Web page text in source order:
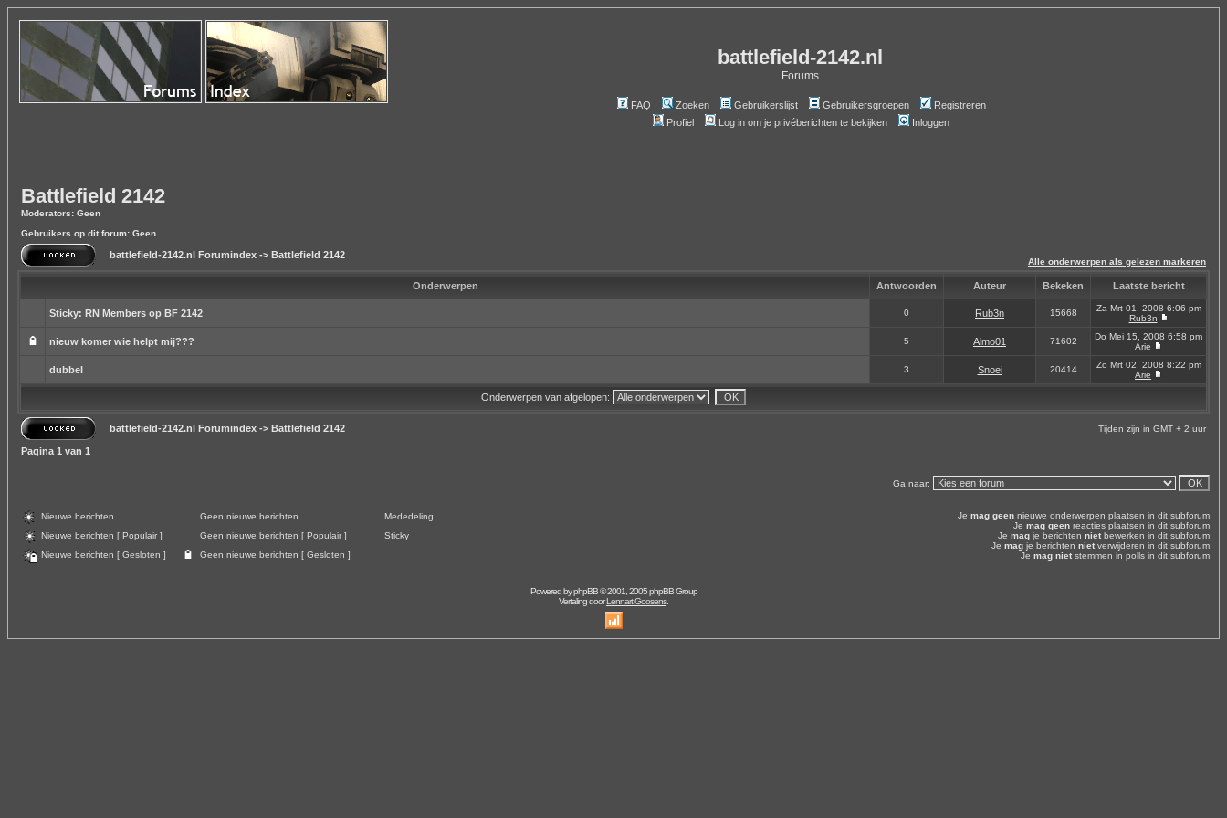
battlefield-2142.nl
Forums
FAQ Zoeken Gebruikerslijst Gebruikersgroepen
Registreren
Profiel
Log in om je privéberichten te bekijken Inloggen
Battlefield 2142
Moderators: Geen
Gebruikers op dit forum: Geen
battlefield-2142.nl Forumindex -> Battlefield 2142
Alle onderwerpen als gelezen markeren
Onderwerpen Antwoorden Auteur Bekeken Laatste bericht
Sticky: RN Members op BF 2142 0 Rub3n 15668
Za Mrt 01, 2008 6:06 pm
Rub3n
nieuw komer wie helpt mij??? 5 Almo01 71602
Do Mei 15, 2008 6:58 pm
Arie
dubbel 3 Snoei 20414
Zo Mrt 02, 2008 8:22 pm
Arie
Onderwerpen van afgelopen:
battlefield-2142.nl Forumindex -> Battlefield 2142 Tijden zijn in GMT + 2 uur
Pagina 1 van 1
Ga naar:
Nieuwe berichten Geen nieuwe berichten
Mededeling
Nieuwe berichten [ Populair ]
Geen nieuwe berichten [ Populair ]
Sticky
Nieuwe berichten [ Gesloten ]
Geen nieuwe berichten [ Gesloten ]
Je mag geen nieuwe onderwerpen plaatsen in dit subforum
Je mag geen reacties plaatsen in dit subforum
Je mag je berichten niet bewerken in dit subforum
Je mag je berichten niet verwijderen in dit subforum
Je mag niet stemmen in polls in dit subforum
Powered byphpBB© 2001, 2005 phpBB Group
Vertaling doorLennart Goosens.